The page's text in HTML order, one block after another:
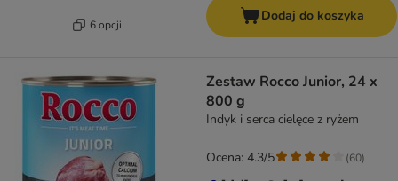
6 opcji
Dodaj do koszyka
Zestaw Rocco Junior, 24 x
800 g
Indyk i serca cielęce z ryżem
Ocena: 4.3/5 (60)